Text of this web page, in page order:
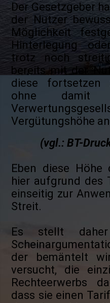
Der Gesetzgeber
der Nutzer
Möglichkeit
Hinterlegung
trotz noch
bereits mit der
diese fortsetzen
ohne
Vergütungshöhe
(vgl.: BT-
Eben diese Höhe
hier aufgrund des
einseitig zur
Streit.
Es stellt
der bemäntelt
versucht, die
Rechteerwerbs
dass sie einen